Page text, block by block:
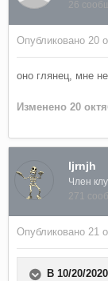
26
Опубликовано 20
оно глянец, мне
Изменено 20
ljrnjh
Член
271
Опубликовано 21
В 10/20/